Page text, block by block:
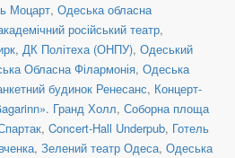
Моцарт, Одеська обласна
російський театр,
, ДК Політеха (ОНПУ), Одеський
Обласна Філармонія, Одеська
будинок Ренесанс, Концерт-
Гранд Холл, Соборна площа
, Concert-Hall Underpub, Готель
, Зелений театр Одеса, Одеська